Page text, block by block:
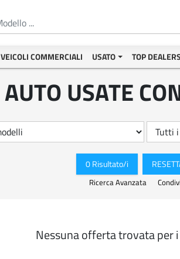
VEICOLI COMMERCIALI USATO TOP DEALERS
AUTO USATE
0 Risultato/i
Ricerca Avanzata
Nessuna offerta trovata per